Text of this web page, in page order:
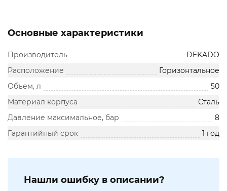
Основные характеристики
Производитель
DEKADO
Расположение
Горизонтальное
Объем, л
50
Материал корпуса
Сталь
Давление максимальное, бар
8
Гарантийный срок
1 год
Нашли ошибку в описании?